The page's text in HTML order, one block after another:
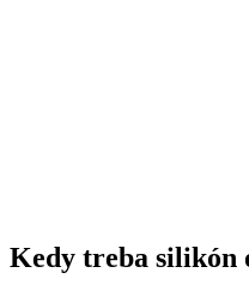
Kedy treba silikón